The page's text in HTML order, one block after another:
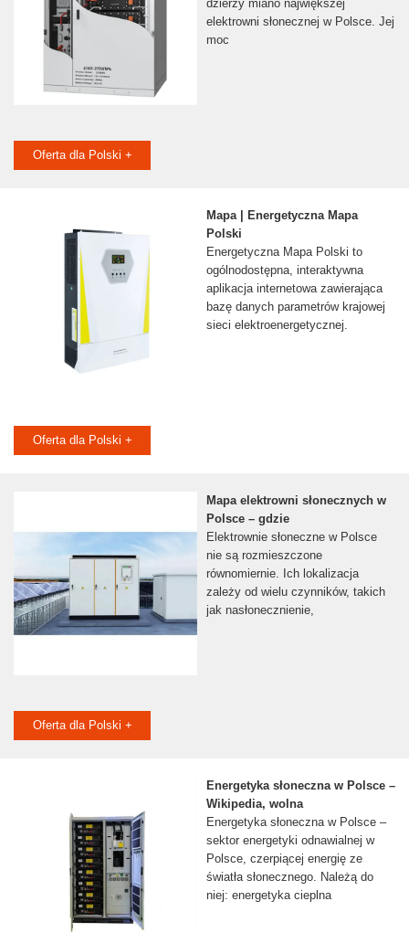
dzierży miano największej
elektrowni słonecznej w Polsce. Jej
moc
Oferta dla Polski +
Mapa | Energetyczna Mapa
Polski
Energetyczna Mapa Polski to
ogólnodostępna, interaktywna
aplikacja internetowa zawierająca
bazę danych parametrów krajowej
sieci elektroenergetycznej.
Oferta dla Polski +
Mapa elektrowni słonecznych w
Polsce – gdzie
Elektrownie słoneczne w Polsce
nie są rozmieszczone
równomiernie. Ich lokalizacja
zależy od wielu czynników, takich
jak nasłonecznienie,
Oferta dla Polski +
Energetyka słoneczna w Polsce –
Wikipedia, wolna
Energetyka słoneczna w Polsce –
sektor energetyki odnawialnej w
Polsce, czerpiącej energię ze
światła słonecznego. Należą do
niej: energetyka cieplna